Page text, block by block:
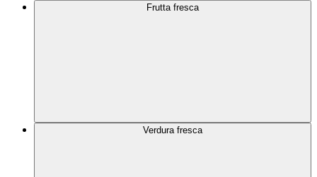
Frutta fresca
Verdura fresca